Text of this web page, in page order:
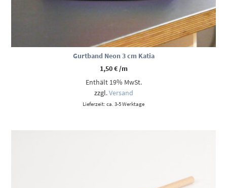
Gurtband Neon 3 cm Katia
1,50€/m
Enthält 19% MwSt.
zzgl.Versand
Lieferzeit: ca. 3-5 Werktage